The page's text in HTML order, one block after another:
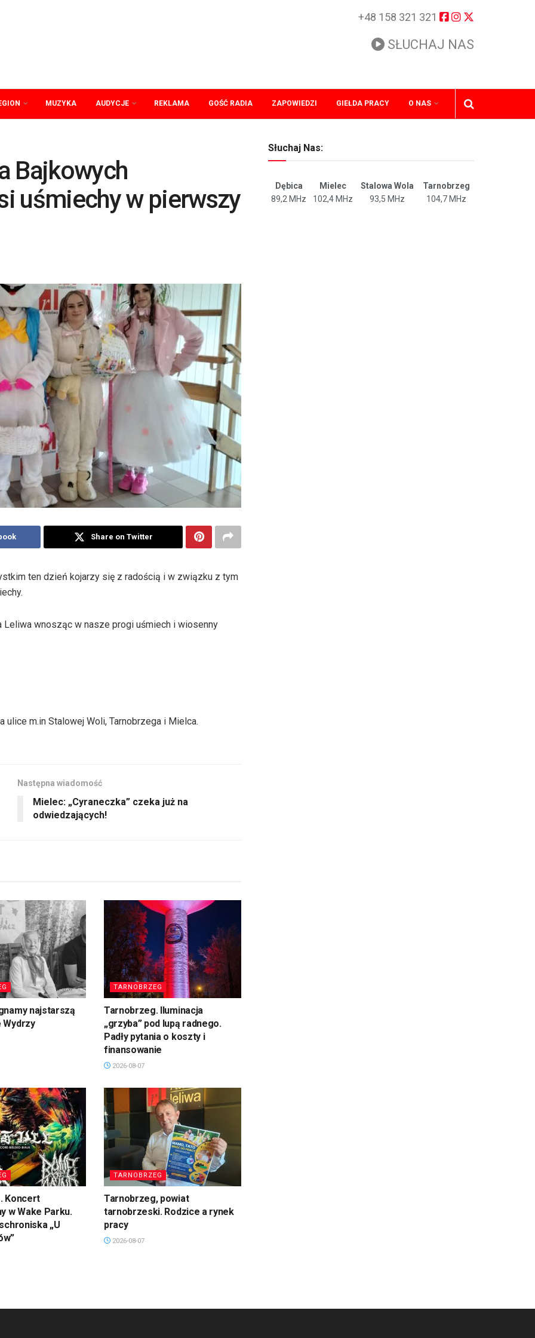
+48 158 321 321
SŁUCHAJ NAS
MUZYKA AUDYCJE REKLAMA GOŚĆ RADIA ZAPOWIEDZI GIEŁDA PRACY O NAS
Bajkowych
uśmiechy w pierwszy
Share on Twitter
ten dzień kojarzy się z radością i w związku z tym
Leliwa wnosząc w nasze progi uśmiech i wiosenny
ulice m.in Stalowej Woli, Tarnobrzega i Mielca.
Następna wiadomość
Mielec: „Cyraneczka” czeka już na
odwiedzających!
najstarszą
Wydrzy
TARNOBRZEG
Tarnobrzeg. Iluminacja
„grzyba” pod lupą radnego.
Padły pytania o koszty i
finansowanie
2026-08-07
Koncert
w Wake Parku.
„U
TARNOBRZEG
Tarnobrzeg, powiat
tarnobrzeski. Rodzice a rynek
pracy
2026-08-07
Słuchaj Nas:
Dębica Mielec Stalowa Wola
Tarnobrzeg
89,2 MHz
102,4 MHz 93,5 MHz 104,7 MHz